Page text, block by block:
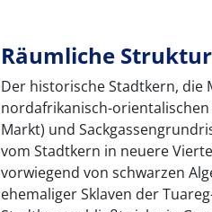
Räumliche
Der historische Stadtkern, die
nordafrikanisch-
Markt) und
vom Stadtkern in neuere
vorwiegend von schwarzen
ehemaliger Sklaven der